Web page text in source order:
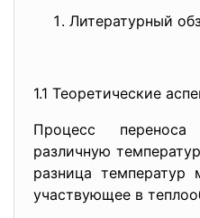
Литературный
1.1 Теоретические
Процесс
различную
разница
участвующее в